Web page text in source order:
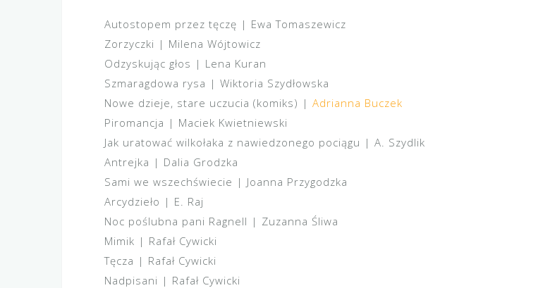
Autostopem przez tęczę | Ewa Tomaszewicz
Zorzyczki | Milena Wójtowicz
Odzyskując głos | Lena Kuran
Szmaragdowa rysa | Wiktoria Szydłowska
Nowe dzieje, stare uczucia (komiks) | Adrianna Buczek
Piromancja | Maciek Kwietniewski
Jak uratować wilkołaka z nawiedzonego pociągu | A. Szydlik
Antrejka | Dalia Grodzka
Sami we wszechświecie | Joanna Przygodzka
Arcydzieło | E. Raj
Noc poślubna pani Ragnell | Zuzanna Śliwa
Mimik | Rafał Cywicki
Tęcza | Rafał Cywicki
Nadpisani | Rafał Cywicki